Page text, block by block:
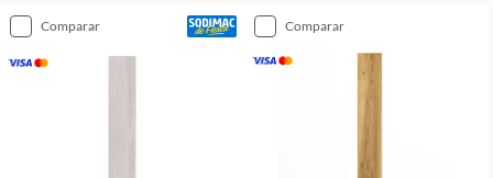
comparar comparar